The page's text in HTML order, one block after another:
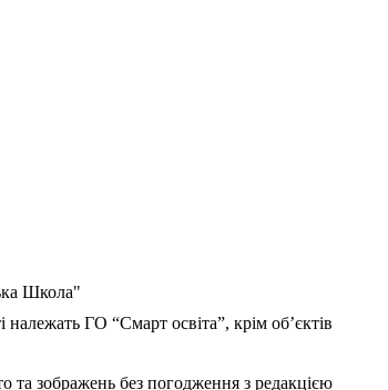
Школа"
ГО “Смарт освіта”, крім об’єктів
та зображень без погодження з редакцією